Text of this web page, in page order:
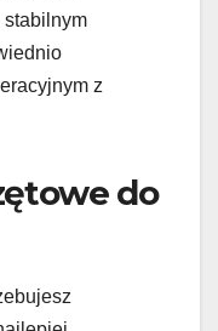
stabilnym
z
do